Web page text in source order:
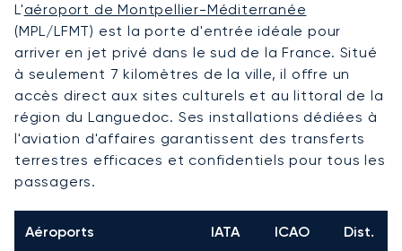
L'aéroport de Montpellier-Méditerranée
(MPL/LFMT) est la porte d'entrée idéale pour
arriver en jet privé dans le sud de la France. Situé
à seulement 7 kilomètres de la ville, il offre un
accès direct aux sites culturels et au littoral de la
région du Languedoc. Ses installations dédiées à
l'aviation d'affaires garantissent des transferts
terrestres efficaces et confidentiels pour tous les
passagers.
Aéroports IATA ICAO Dist.